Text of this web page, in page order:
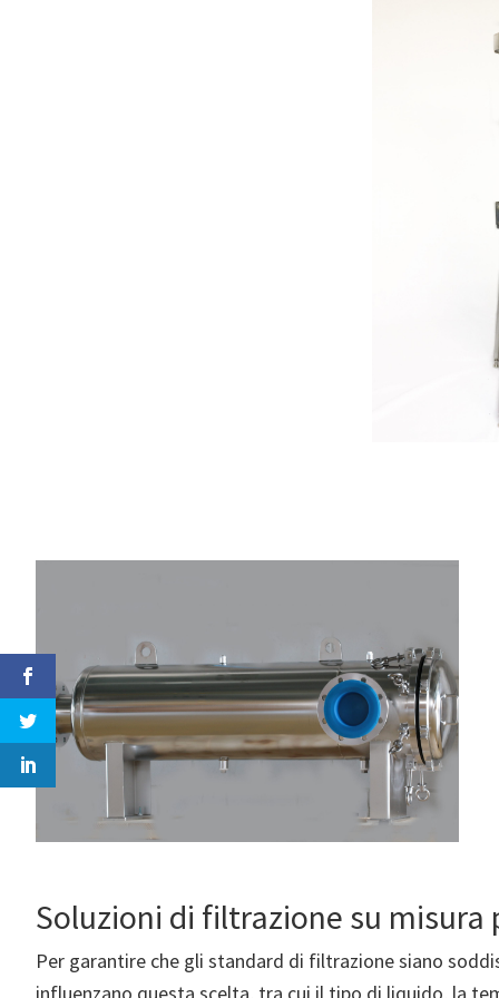
Soluzioni di filtrazione su misura
Per garantire che gli standard di filtrazione siano
influenzano questa scelta, tra cui il tipo di liquido, la